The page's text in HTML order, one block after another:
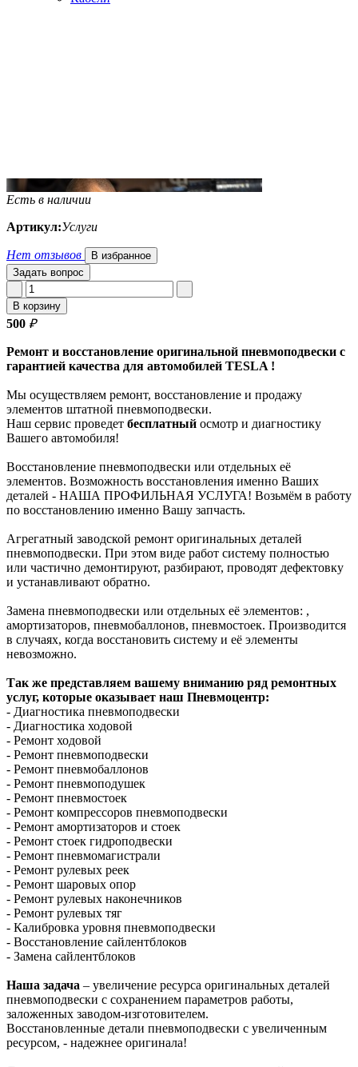
Есть в наличии
Артикул:Услуги
Нет отзывов
В избранное
Задать вопрос
В корзину
500 ₽
Ремонт и восстановление оригинальной пневмоподвески с
гарантией качества для автомобилей TESLA !
Мы осуществляем ремонт, восстановление и продажу
элементов штатной пневмоподвески.
Наш сервис проведет бесплатный осмотр и диагностику
Вашего автомобиля!
Восстановление пневмоподвески или отдельных её
элементов. Возможность восстановления именно Ваших
деталей - НАША ПРОФИЛЬНАЯ УСЛУГА! Возьмём в работу
по восстановлению именно Вашу запчасть.
Агрегатный заводской ремонт оригинальных деталей
пневмоподвески. При этом виде работ систему полностью
или частично демонтируют, разбирают, проводят дефектовку
и устанавливают обратно.
Замена пневмоподвески или отдельных её элементов: ,
амортизаторов, пневмобаллонов, пневмостоек. Производится
в случаях, когда восстановить систему и её элементы
невозможно.
Так же представляем вашему вниманию ряд ремонтных
услуг, которые оказывает наш Пневмоцентр:
- Диагностика пневмоподвески
- Диагностика ходовой
- Ремонт ходовой
- Ремонт пневмоподвески
- Ремонт пневмобаллонов
- Ремонт пневмоподушек
- Ремонт пневмостоек
- Ремонт компрессоров пневмоподвески
- Ремонт амортизаторов и стоек
- Ремонт стоек гидроподвески
- Ремонт пневмомагистрали
- Ремонт рулевых реек
- Ремонт шаровых опор
- Ремонт рулевых наконечников
- Ремонт рулевых тяг
- Калибровка уровня пневмоподвески
- Восстановление сайлентблоков
- Замена сайлентблоков
Наша задача – увеличение ресурса оригинальных деталей
пневмоподвески с сохранением параметров работы,
заложенных заводом-изготовителем.
Восстановленные детали пневмоподвески с увеличенным
ресурсом, - надежнее оригинала!